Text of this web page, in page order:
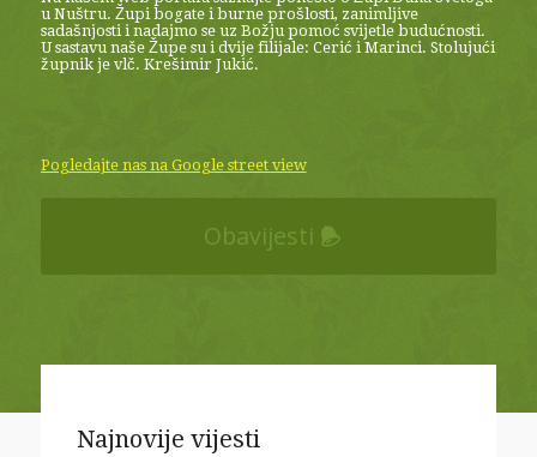
u Nuštru. Župi bogate i burne prošlosti, zanimljive
sadašnjosti i nadajmo se uz Božju pomoć svijetle budućnosti.
U sastavu naše Župe su i dvije filijale: Cerić i Marinci. Stolujući
župnik je vlč. Krešimir Jukić.
Pogledajte nas na Google street view
Obavijesti
Najnovije vijesti